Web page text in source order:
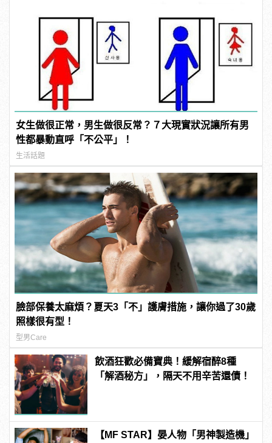
女生做很正常，男生做很反常？７大現實狀況讓所有男
性都暴動直呼「不公平」！
生活話題
臉部保養太麻煩？夏天3「不」護膚措施，讓你過了30歲
照樣很有型！
型男Care
飲酒狂歡必備寶典！緩解宿醉8種
「解酒秘方」，隔天不用辛苦還債！
【MF STAR】晏人物「男神製造機」